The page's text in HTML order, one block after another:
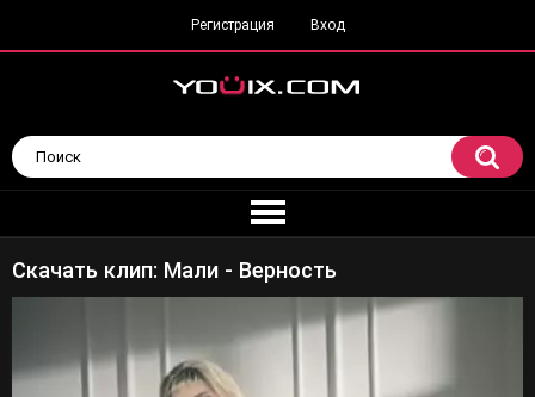
Регистрация Вход
Скачать клип: Мали - Верность